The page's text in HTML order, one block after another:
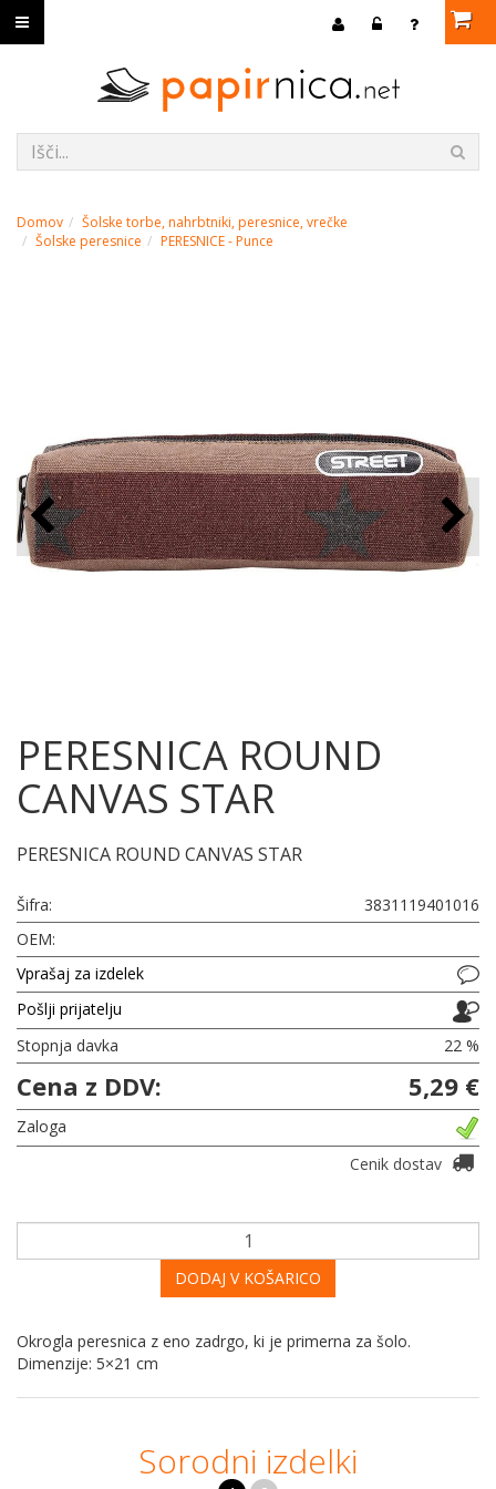
Domov
Šolske torbe, nahrbtniki, peresnice, vrečke
Šolske peresnice
PERESNICE - Punce
PERESNICA ROUND
CANVAS STAR
PERESNICA ROUND CANVAS STAR
Šifra:
3831119401016
OEM:
Vprašaj za izdelek
Pošlji prijatelju
Stopnja davka
22 %
Cena z DDV: 5,29 €
Zaloga
Cenik dostav
DODAJ V KOŠARICO
Okrogla peresnica z eno zadrgo, ki je primerna za šolo.
Dimenzije: 5×21 cm
Sorodni izdelki